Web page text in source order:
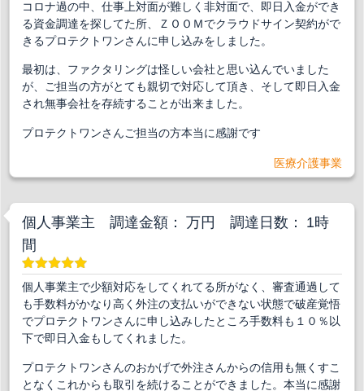
コロナ過の中、仕事上対面が難しく非対面で、即日入金ができ
る資金調達を探してた所、ＺＯＯＭでクラウドサイン契約がで
きるプロテクトワンさんに申し込みをしました。
最初は、ファクタリングは怪しい会社と思い込んでいました
が、ご担当の方がとても親切で対応して頂き、そして即日入金
され無事会社を存続することが出来ました。
プロテクトワンさんご担当の方本当に感謝です
医療介護事業
個人事業主 調達金額： 万円 調達日数： 1時
間
個人事業主で少額対応をしてくれてる所がなく、審査通過して
も手数料がかなり高く外注の支払いができない状態で破産覚悟
でプロテクトワンさんに申し込みしたところ手数料も１０％以
下で即日入金もしてくれました。
プロテクトワンさんのおかげで外注さんからの信用も無くすこ
となくこれからも取引を続けることができました。本当に感謝